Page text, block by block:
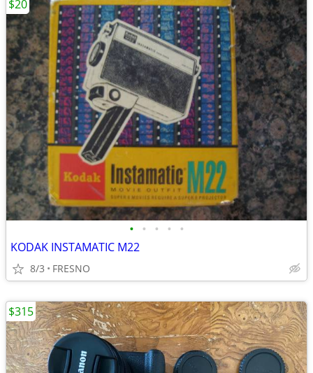
• • • • •
KODAK INSTAMATIC M22
8/3 FRESNO
$20
$315